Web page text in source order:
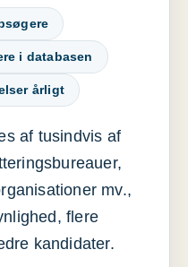
i databasen
årligt
af tusindvis af
mv.,
flere
kandidater.